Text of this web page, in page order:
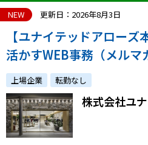
NEW 更新日：2026年8月3日
【ユナイテッドアロー
活かすWEB事務（メル
◆正社員／年間休日120日
上場企業 転勤なし
株式会社ユ